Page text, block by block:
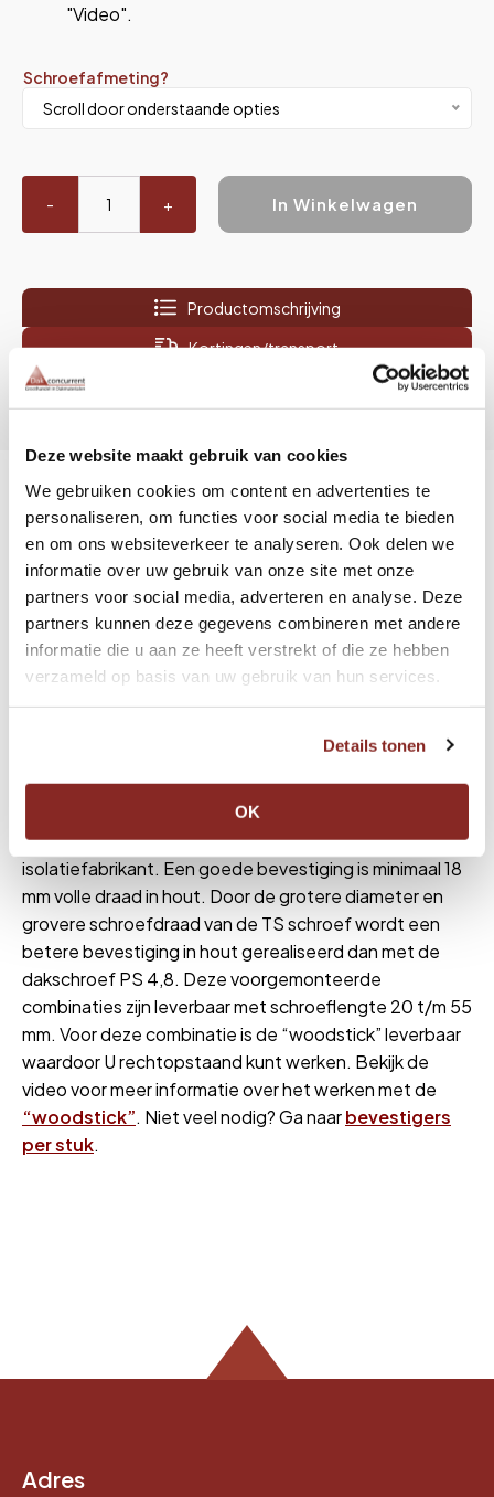
Deze website maakt gebruik van cookies
We gebruiken cookies om content en advertenties te
personaliseren, om functies voor social media te bieden
en om ons websiteverkeer te analyseren. Ook delen we
informatie over uw gebruik van onze site met onze
partners voor social media, adverteren en analyse. Deze
partners kunnen deze gegevens combineren met andere
informatie die u aan ze heeft verstrekt of die ze hebben
verzameld op basis van uw gebruik van hun services.
Details tonen
OK
"Video".
Schroefafmeting?
Scroll door onderstaande opties
Combi
40
In Winkelwagen
Productomschrijving
Kortingen/transport
Productomschrijving combi SP 40
hout
De combi SP 40 hout is een voorgemonteerde S-punt
houtschroef typeTS 5,2voor bit T25 (Torx 25-kop) en
drukverdeelplaat SP 40mm type F van het merk
Guardian. De inhoud van een doos is 250. Deze
bevestigen van onderlagen in houten ondergrond,
eventueel in combinatie met dunnere isolatie.
Raadpleeg bij het vastzetten van isolatie en
onderlagen eerst het betreffende CTG van de
isolatiefabrikant. Een goede bevestiging is minimaal 18
mm volle draad in hout. Door de grotere diameter en
grovere schroefdraad van de TS schroef wordt een
betere bevestiging in hout gerealiseerd dan met de
dakschroef PS 4,8. Deze voorgemonteerde
combinaties zijn leverbaar met schroeflengte 20 t/m 55
mm. Voor deze combinatie is de “woodstick” leverbaar
waardoor U rechtopstaand kunt werken. Bekijk de
video voor meer informatie over het werken met de
“woodstick”. Niet veel nodig? Ga naarbevestigers
per stuk.
Adres